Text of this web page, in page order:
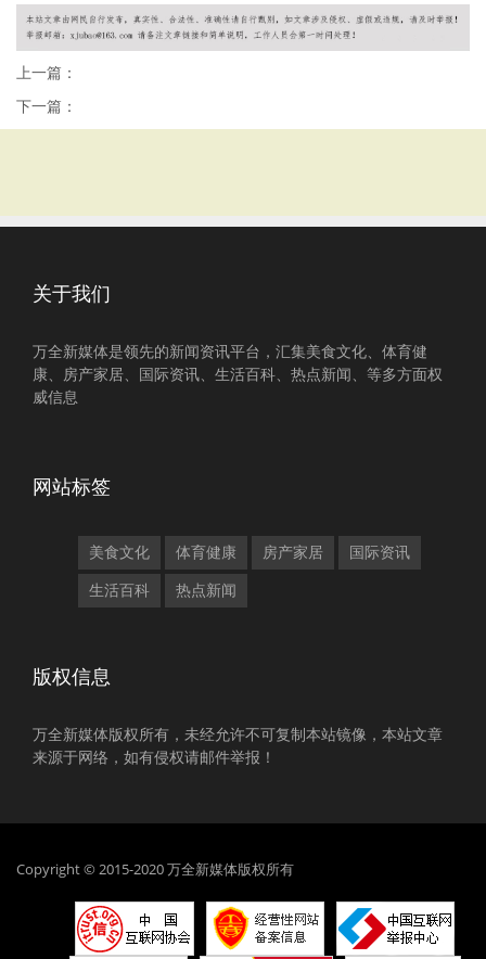
上一篇：
下一篇：
关于我们
万全新媒体是领先的新闻资讯平台，汇集美食文化、体育健
康、房产家居、国际资讯、生活百科、热点新闻、等多方面权
威信息
网站标签
美食文化 体育健康 房产家居 国际资讯
生活百科 热点新闻
版权信息
万全新媒体版权所有，未经允许不可复制本站镜像，本站文章
来源于网络，如有侵权请邮件举报！
Copyright © 2015-2020 万全新媒体版权所有